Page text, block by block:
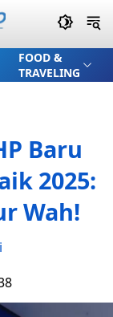
FOOD &
TRAVELING
Baru
2025:
Wah!